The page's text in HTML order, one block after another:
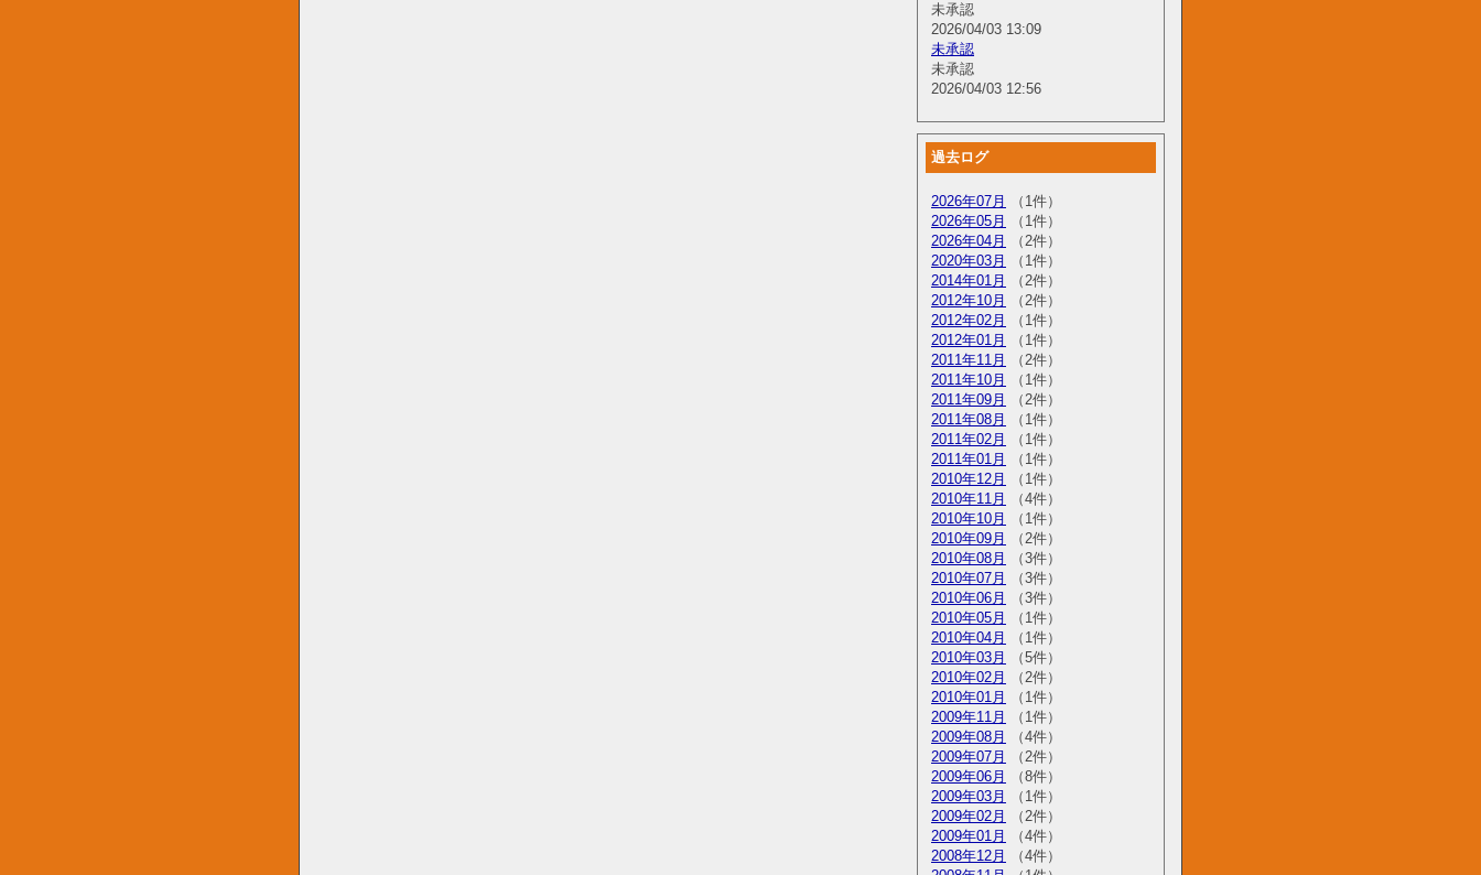
未承認
2026/04/03 13:09
未承認
未承認
2026/04/03 12:56
過去ログ
2026年07月
（1件）
2026年05月
（1件）
2026年04月
（2件）
2020年03月
（1件）
2014年01月
（2件）
2012年10月
（2件）
2012年02月
（1件）
2012年01月
（1件）
2011年11月
（2件）
2011年10月
（1件）
2011年09月
（2件）
2011年08月
（1件）
2011年02月
（1件）
2011年01月
（1件）
2010年12月
（1件）
2010年11月
（4件）
2010年10月
（1件）
2010年09月
（2件）
2010年08月
（3件）
2010年07月
（3件）
2010年06月
（3件）
2010年05月
（1件）
2010年04月
（1件）
2010年03月
（5件）
2010年02月
（2件）
2010年01月
（1件）
2009年11月
（1件）
2009年08月
（4件）
2009年07月
（2件）
2009年06月
（8件）
2009年03月
（1件）
2009年02月
（2件）
2009年01月
（4件）
2008年12月
（4件）